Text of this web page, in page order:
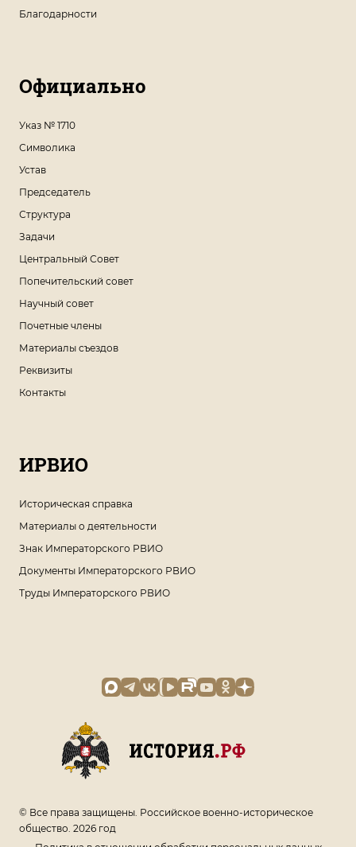
Благодарности
Официально
Указ № 1710
Символика
Устав
Председатель
Структура
Задачи
Центральный Совет
Попечительский совет
Научный совет
Почетные члены
Материалы съездов
Реквизиты
Контакты
ИРВИО
Историческая справка
Материалы о деятельности
Знак Императорского РВИО
Документы Императорского РВИО
Труды Императорского РВИО
© Все права защищены. Российское военно-историческое
общество. 2026 год